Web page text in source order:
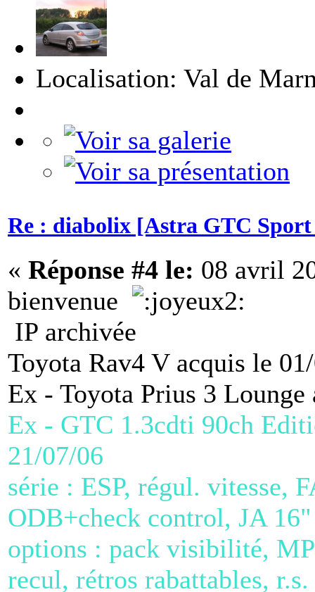
Localisation: Val de
Re : diabolix [Astra GTC Sport
« Réponse #4 le: 08 avril
bienvenue
IP archivée
Toyota Rav4 V acquis le
Ex - Toyota Prius 3
Ex - GTC 1.3cdti 90ch
21/07/06
série : ESP, régul. vitesse,
ODB+check control, JA
options : pack visibilité,
recul, rétros rabattables,